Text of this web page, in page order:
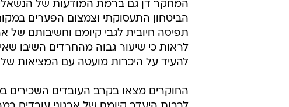
הלכתית כאשר ארגון העובדים עלול
החוק גם כאשר על פי ההלכה היהודית הם
גורם נוסף המקשה על התאגדויות של
החוקרים, הינו הביקוש הגדול של
לשפר את המצב הקיים. כמו כן, הם